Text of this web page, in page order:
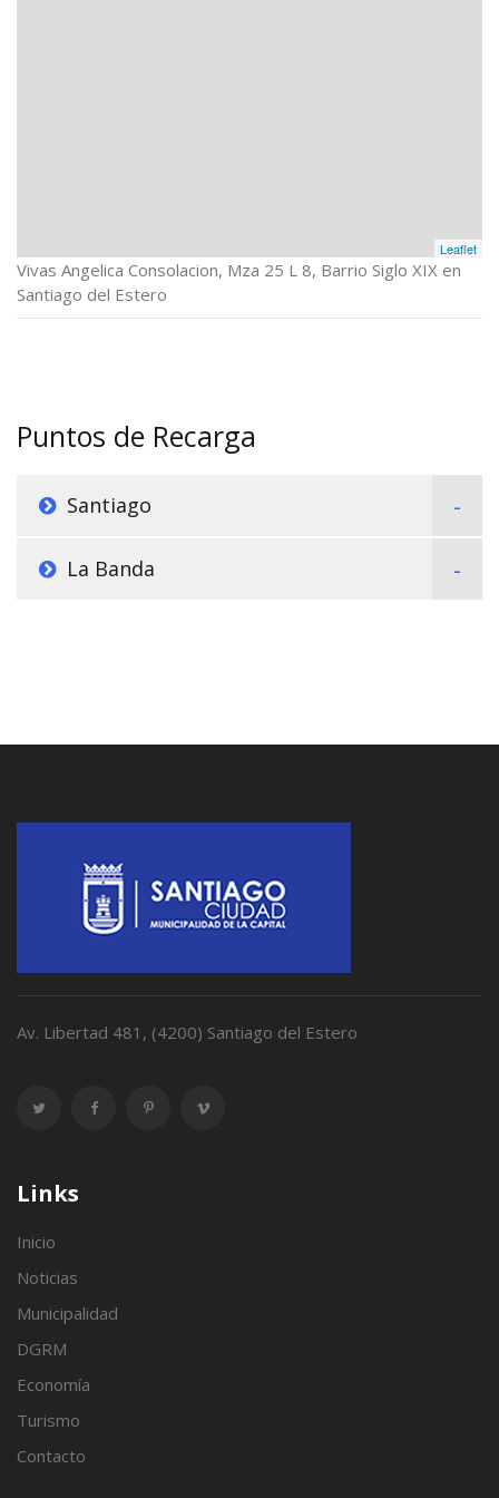
Leaflet
Vivas Angelica Consolacion, Mza 25 L 8, Barrio Siglo XIX en
Santiago del Estero
Puntos de Recarga
Santiago
La Banda
Av. Libertad 481, (4200) Santiago del Estero
Links
Inicio
Noticias
Municipalidad
DGRM
Economía
Turismo
Contacto